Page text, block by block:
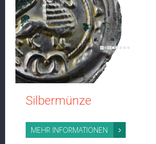
Silbermünze
MEHR INFORMATIONEN